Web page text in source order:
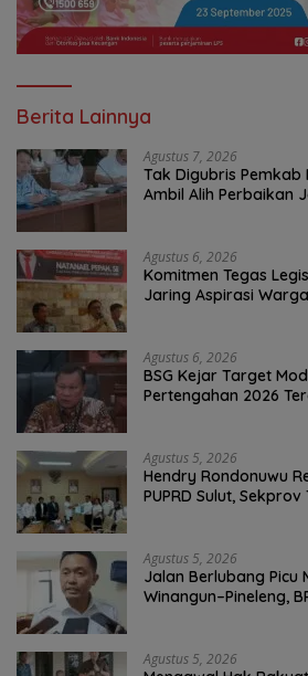
Berita Lainnya
Agustus 7, 2026
Tak Digubris Pemkab
Ambil Alih Perbaikan
Agustus 6, 2026
Komitmen Tegas
Jaring Aspirasi
Agustus 6, 2026
BSG Kejar Target
Pertengahan 2026
Agustus 5, 2026
Hendry Rondonuwu
PUPRD Sulut,
Agustus 5, 2026
Jalan Berlubang Picu
Winangun–Pineleng,
Agustus 5, 2026